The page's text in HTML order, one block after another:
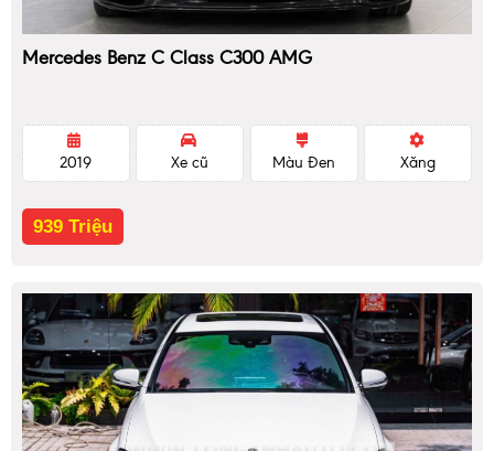
Mercedes Benz C Class C300 AMG
2019 Xe cũ Màu Đen Xăng
939 Triệu